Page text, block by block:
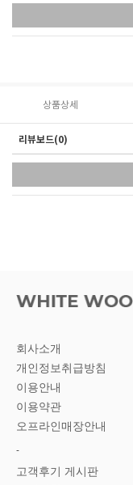
상품상세
리뷰보드(0)
회사소개
개인정보취급방침
이용안내
이용약관
오프라인매장안내
-
고객후기 게시판